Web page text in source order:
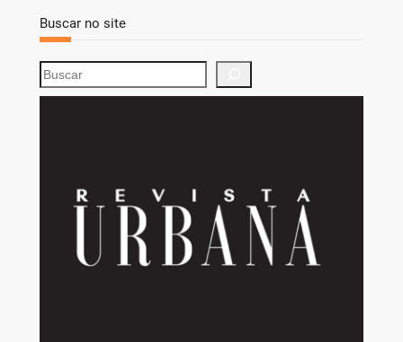
Buscar no site
S
e